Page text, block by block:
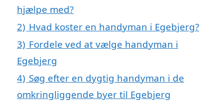
hjælpe med?
2) Hvad koster en handyman i Egebjerg?
3) Fordele ved at vælge handyman i
Egebjerg
4) Søg efter en dygtig handyman i de
omkringliggende byer til Egebjerg